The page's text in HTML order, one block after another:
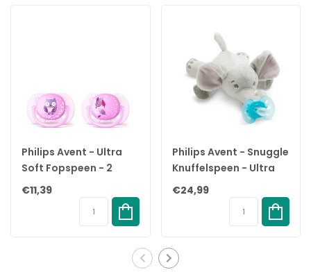
✔ Orthodontische speen – ondersteunt natuurlijke
✔ Zijdezacht siliconenmateriaal – voor extra comfort
✔ Lichtgewicht schildje met kleurrijk design
✔ 98% speenacceptatie wereldwijd
✔ BPA-vrij en voedselveilig
✔ Steriliseren & opbergen in één handig doosje
✔ Ontworpen en geproduceerd volgens Europese
Productspecificaties:
Philips Avent - Ultra
Soft Fopspeen - 2
Stuks - 0-6 Maanden -
Paars
€11,39
Philips Avent - Snuggle
Knuffelspeen - Ultra
Soft Olifant - 0/6
maanden
€24,99